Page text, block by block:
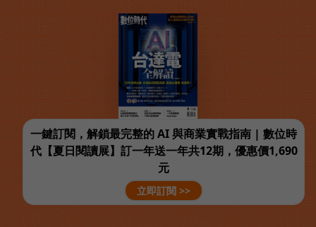
一鍵訂閱，解鎖最完整的 AI 與商業實戰指南 | 數位時
代【夏日閱讀展】訂一年送一年共12期，優惠價1,690
元
立即訂閱 >>